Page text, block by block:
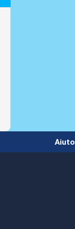
Aiuto